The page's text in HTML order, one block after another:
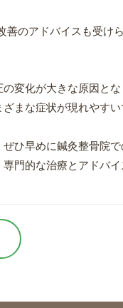
善のアドバイスも受け
変化が大きな原因とな
まな症状が現れやす
ひ早めに鍼灸整骨院
門的な治療とアドバイ